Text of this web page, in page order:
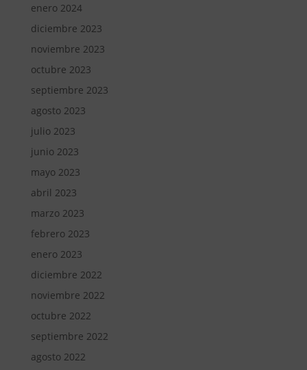
enero 2024
diciembre 2023
noviembre 2023
octubre 2023
septiembre 2023
agosto 2023
julio 2023
junio 2023
mayo 2023
abril 2023
marzo 2023
febrero 2023
enero 2023
diciembre 2022
noviembre 2022
octubre 2022
septiembre 2022
agosto 2022